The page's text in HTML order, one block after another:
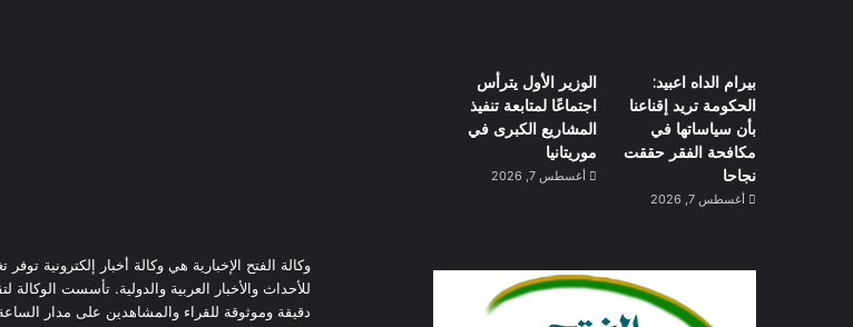
بيرام الداه اعبيد:
الحكومة تريد إقناعنا
بأن سياساتها في
مكافحة الفقر حققت
نجاحا
أغسطس 7, 2026
الوزير الأول يترأس
اجتماعًا لمتابعة تنفيذ
المشاريع الكبرى في
موريتانيا
أغسطس 7, 2026
وكالة الفتح الإخبارية هي وكالة أخبار إلكترونية
للأحداث والأخبار العربية والدولية. تأسست الوكالة
دقيقة وموثوقة للقراء والمشاهدين على مدار